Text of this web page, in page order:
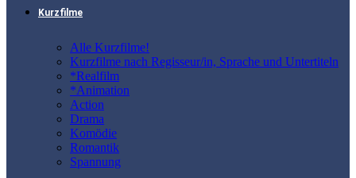
Kurzfilme
Alle Kurzfilme!
Kurzfilme nach Regisseur/in, Sprache und Untertiteln
*Realfilm
*Animation
Action
Drama
Komödie
Romantik
Spannung